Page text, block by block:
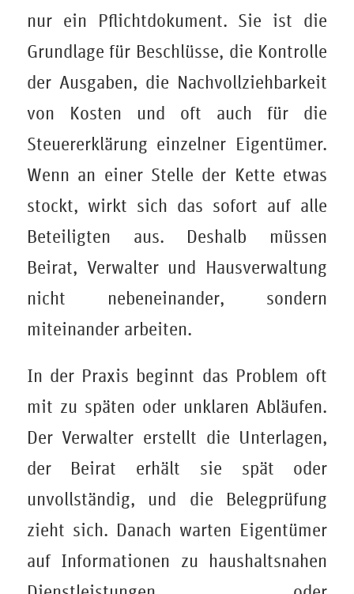
nur ein Pflichtdokument. Sie ist die
Grundlage für Beschlüsse, die Kontrolle
der Ausgaben, die Nachvollziehbarkeit
von Kosten und oft auch für die
Steuererklärung einzelner Eigentümer.
Wenn an einer Stelle der Kette etwas
stockt, wirkt sich das sofort auf alle
Beteiligten aus. Deshalb müssen
Beirat, Verwalter und Hausverwaltung
nicht nebeneinander, sondern
miteinander arbeiten.
In der Praxis beginnt das Problem oft
mit zu späten oder unklaren Abläufen.
Der Verwalter erstellt die Unterlagen,
der Beirat erhält sie spät oder
unvollständig, und die Belegprüfung
zieht sich. Danach warten Eigentümer
auf Informationen zu haushaltsnahen